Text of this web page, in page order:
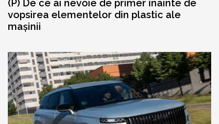
(P) De ce ai nevoie de primer înainte de
vopsirea elementelor din plastic ale
mașinii